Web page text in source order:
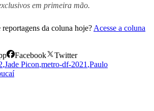
em primeira mão.
reportagens da coluna hoje? Acesse a coluna
Facebook
Twitter
,Jade Picon,metro-df-2021 ,Paulo